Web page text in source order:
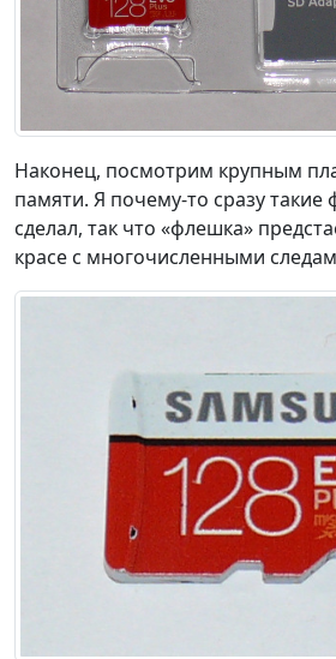
Наконец, посмотрим крупным
памяти. Я почему-то сразу такие
сделал, так что «флешка»
красе с многочисленными